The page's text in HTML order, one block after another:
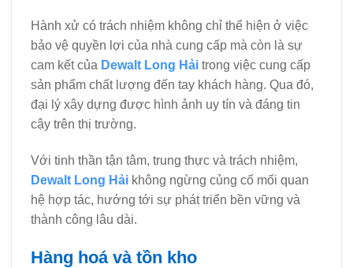
Hành xử có trách nhiệm không chỉ thể hiện ở việc
bảo vệ quyền lợi của nhà cung cấp mà còn là sự
cam kết của Dewalt Long Hải trong việc cung cấp
sản phẩm chất lượng đến tay khách hàng. Qua đó,
đại lý xây dựng được hình ảnh uy tín và đáng tin
cậy trên thị trường.
Với tinh thần tận tâm, trung thực và trách nhiệm,
Dewalt Long Hải không ngừng củng cố mối quan
hệ hợp tác, hướng tới sự phát triển bền vững và
thành công lâu dài.
Hàng hoá và tồn kho